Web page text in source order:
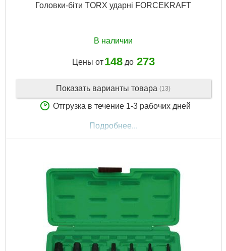
Головки-біти TORX ударні FORCEKRAFT
В наличии
Цены от 148до 273
Показать варианты товара (13)
Отгрузка в течение 1-3 рабочих дней
Подробнее...